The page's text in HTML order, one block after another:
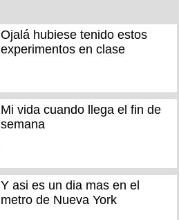
Ojalá hubiese tenido estos
experimentos en clase
Mi vida cuando llega el fin de
semana
Y asi es un dia mas en el
metro de Nueva York